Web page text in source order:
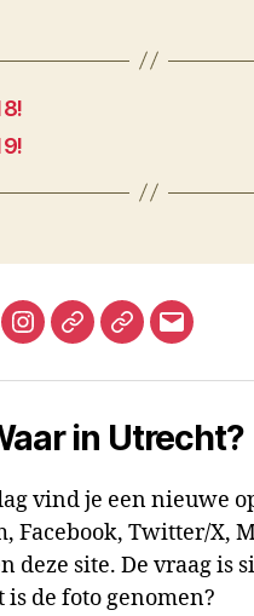
InstagramMastodon
Bluesky
E-
in Utrecht?
vind je een nieuwe
Facebook, Twitter/X,
deze site. De vraag is
de foto genomen?